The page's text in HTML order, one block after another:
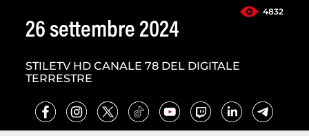
4832
26 settembre 2024
STILETV HD CANALE 78 DEL DIGITALE
TERRESTRE